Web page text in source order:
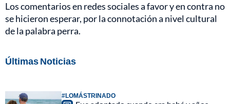
Los comentarios en redes sociales a favor y en contra no
se hicieron esperar, por la connotación a nivel cultural
de la palabra perra.
Últimas Noticias
#LOMÁSTRINADO